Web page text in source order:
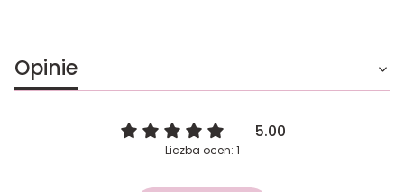
Opinie
5.00
Liczba ocen: 1